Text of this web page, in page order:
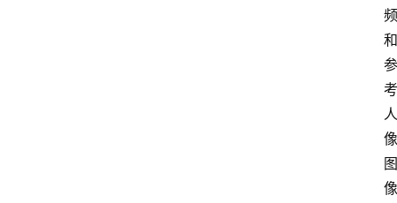
频
和
参
考
人
像
图
像